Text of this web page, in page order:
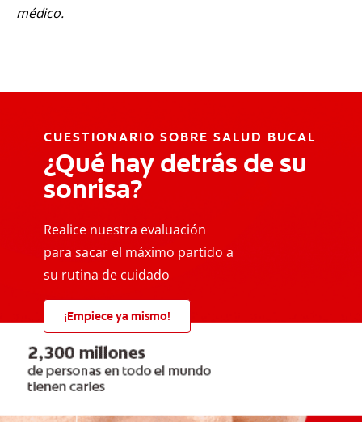
médico.
CUESTIONARIO SOBRE SALUD BUCAL
¿Qué hay detrás de su
sonrisa?
Realice nuestra evaluación
para sacar el máximo partido a
su rutina de cuidado
¡Empiece ya mismo!